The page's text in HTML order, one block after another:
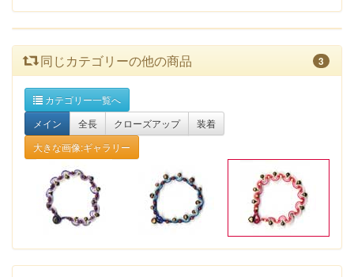
同じカテゴリーの他の商品 3
カテゴリー一覧へ
メイン
全長 クローズアップ
装着
大きな画像:ギャラリー